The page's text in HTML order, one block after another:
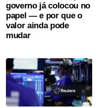
governo já colocou no
papel — e por que o
valor ainda pode
mudar